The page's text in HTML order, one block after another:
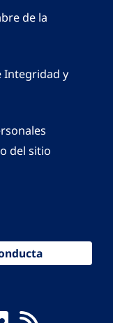
de la
Integridad y
del sitio